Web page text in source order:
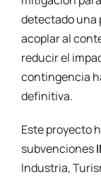
detectado una
acoplar al
reducir el
contingencia
definitiva.
Este proyecto
subvenciones
Industria,